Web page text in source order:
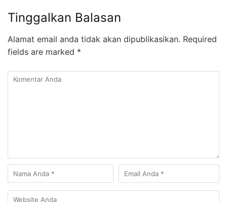
Tinggalkan Balasan
Alamat email anda tidak akan dipublikasikan. Required
fields are marked *